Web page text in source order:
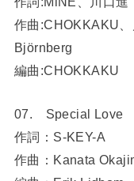
作曲:CHOKKAKU
Björnberg
編曲:CHOKKAKU
07. Special Love
作詞：S-KEY-A
作曲：Kanata